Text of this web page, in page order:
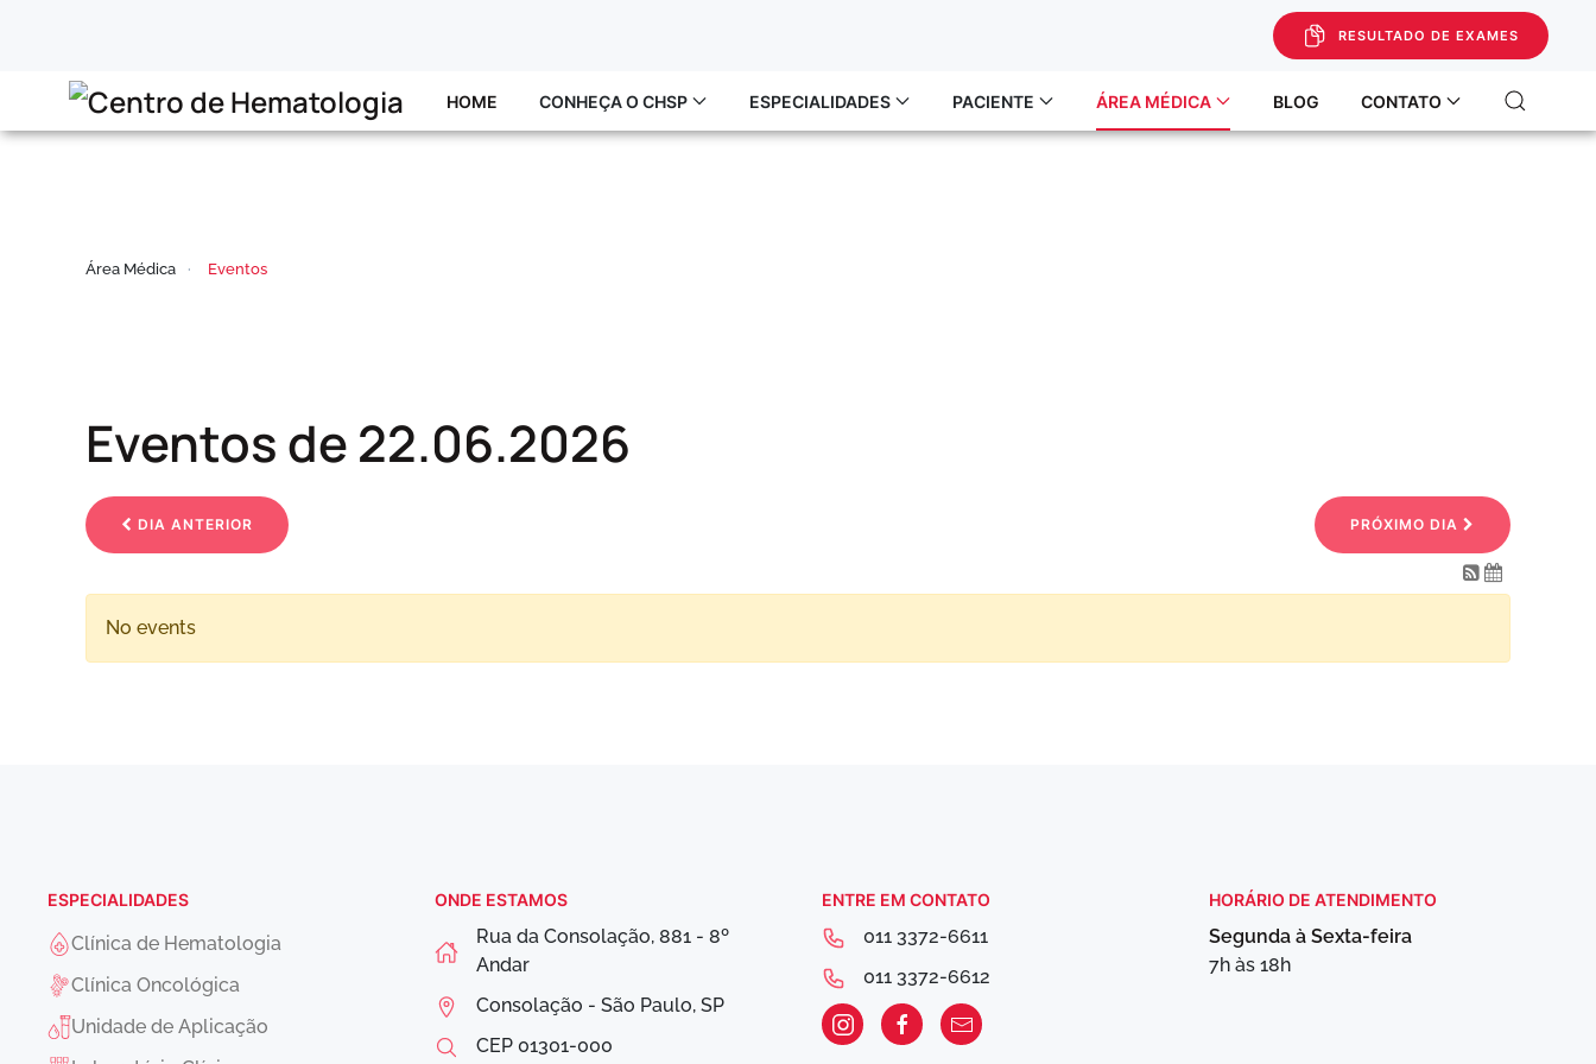
RESULTADO DE EXAMES
HOME CONHEÇA O CHSP ESPECIALIDADES PACIENTE ÁREA MÉDICA BLOG CONTATO
Área Médica Eventos
Eventos de 22.06.2026
DIA ANTERIOR PRÓXIMO DIA
No events
ESPECIALIDADES
Clínica de Hematologia
Clínica Oncológica
Unidade de Aplicação
ONDE ESTAMOS
Rua da Consolação, 881 - 8º
Andar
Consolação - São Paulo, SP
CEP 01301-000
ENTRE EM CONTATO
011 3372-6611
011 3372-6612
HORÁRIO DE ATENDIMENTO
Segunda à Sexta-feira
7h às 18h